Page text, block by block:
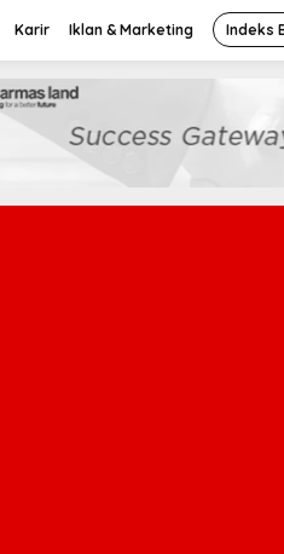
Karir Iklan & Marketing Indeks